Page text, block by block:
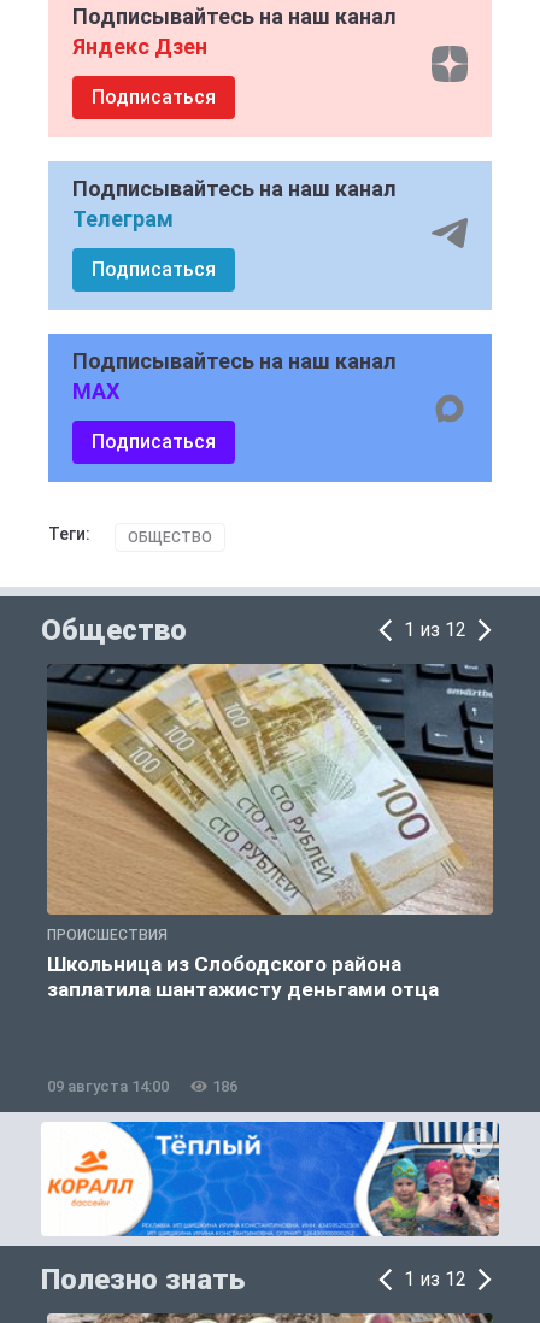
Подписывайтесь на наш канал
Яндекс Дзен
Подписаться
Подписывайтесь на наш канал
Телеграм
Подписаться
Подписывайтесь на наш канал
MAX
Подписаться
Теги: ОБЩЕСТВО
Общество 1 из 12
ПРОИСШЕСТВИЯ
Школьница из Слободского района
заплатила шантажисту деньгами отца
09 августа 14:00 186
Полезно знать 1 из 12